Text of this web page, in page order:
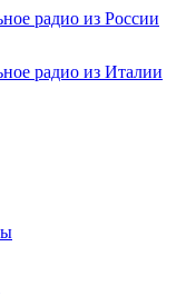
радио из России
радио из Италии